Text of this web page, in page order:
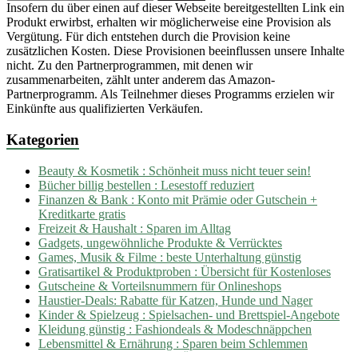
Insofern du über einen auf dieser Webseite bereitgestellten Link ein
Produkt erwirbst, erhalten wir möglicherweise eine Provision als
Vergütung. Für dich entstehen durch die Provision keine
zusätzlichen Kosten. Diese Provisionen beeinflussen unsere Inhalte
nicht. Zu den Partnerprogrammen, mit denen wir
zusammenarbeiten, zählt unter anderem das Amazon-
Partnerprogramm. Als Teilnehmer dieses Programms erzielen wir
Einkünfte aus qualifizierten Verkäufen.
Kategorien
Beauty & Kosmetik : Schönheit muss nicht teuer sein!
Bücher billig bestellen : Lesestoff reduziert
Finanzen & Bank : Konto mit Prämie oder Gutschein +
Kreditkarte gratis
Freizeit & Haushalt : Sparen im Alltag
Gadgets, ungewöhnliche Produkte & Verrücktes
Games, Musik & Filme : beste Unterhaltung günstig
Gratisartikel & Produktproben : Übersicht für Kostenloses
Gutscheine & Vorteilsnummern für Onlineshops
Haustier-Deals: Rabatte für Katzen, Hunde und Nager
Kinder & Spielzeug : Spielsachen- und Brettspiel-Angebote
Kleidung günstig : Fashiondeals & Modeschnäppchen
Lebensmittel & Ernährung : Sparen beim Schlemmen